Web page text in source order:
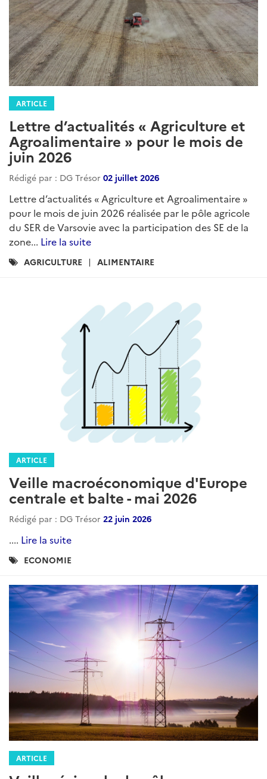
ARTICLE
Lettre d’actualités « Agriculture et
Agroalimentaire » pour le mois de
juin 2026
Rédigé par : DG Trésor 02 juillet 2026
Lettre d’actualités « Agriculture et Agroalimentaire »
pour le mois de juin 2026 réalisée par le pôle agricole
du SER de Varsovie avec la participation des SE de la
zone... Lire la suite
Catégories
AGRICULTURE ALIMENTAIRE
ARTICLE
Veille macroéconomique d'Europe
centrale et balte - mai 2026
Rédigé par : DG Trésor 22 juin 2026
.... Lire la suite
Catégories
ECONOMIE
ARTICLE